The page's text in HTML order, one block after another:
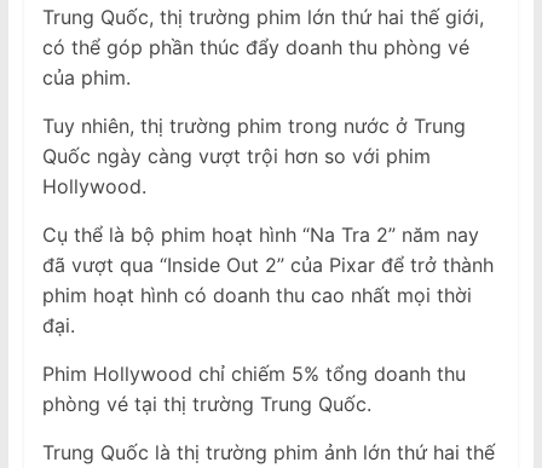
Trung Quốc, thị trường phim lớn thứ hai thế giới,
có thể góp phần thúc đẩy doanh thu phòng vé
của phim.
Tuy nhiên, thị trường phim trong nước ở Trung
Quốc ngày càng vượt trội hơn so với phim
Hollywood.
Cụ thể là bộ phim hoạt hình “Na Tra 2” năm nay
đã vượt qua “Inside Out 2” của Pixar để trở thành
phim hoạt hình có doanh thu cao nhất mọi thời
đại.
Phim Hollywood chỉ chiếm 5% tổng doanh thu
phòng vé tại thị trường Trung Quốc.
Trung Quốc là thị trường phim ảnh lớn thứ hai thế